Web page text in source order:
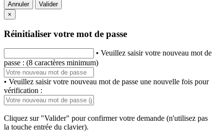
Annuler
Valider
×
Réinitialiser votre mot de passe
• Veuillez saisir votre nouveau mot de
passe : (8 caractères minimum)
• Veuillez saisir votre nouveau mot de passe une nouvelle fois pour
vérification :
Cliquez sur "Valider" pour confirmer votre demande (n'utilisez pas
la touche entrée du clavier).